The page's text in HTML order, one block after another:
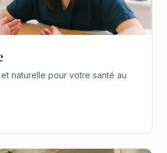
naturelle pour votre santé au